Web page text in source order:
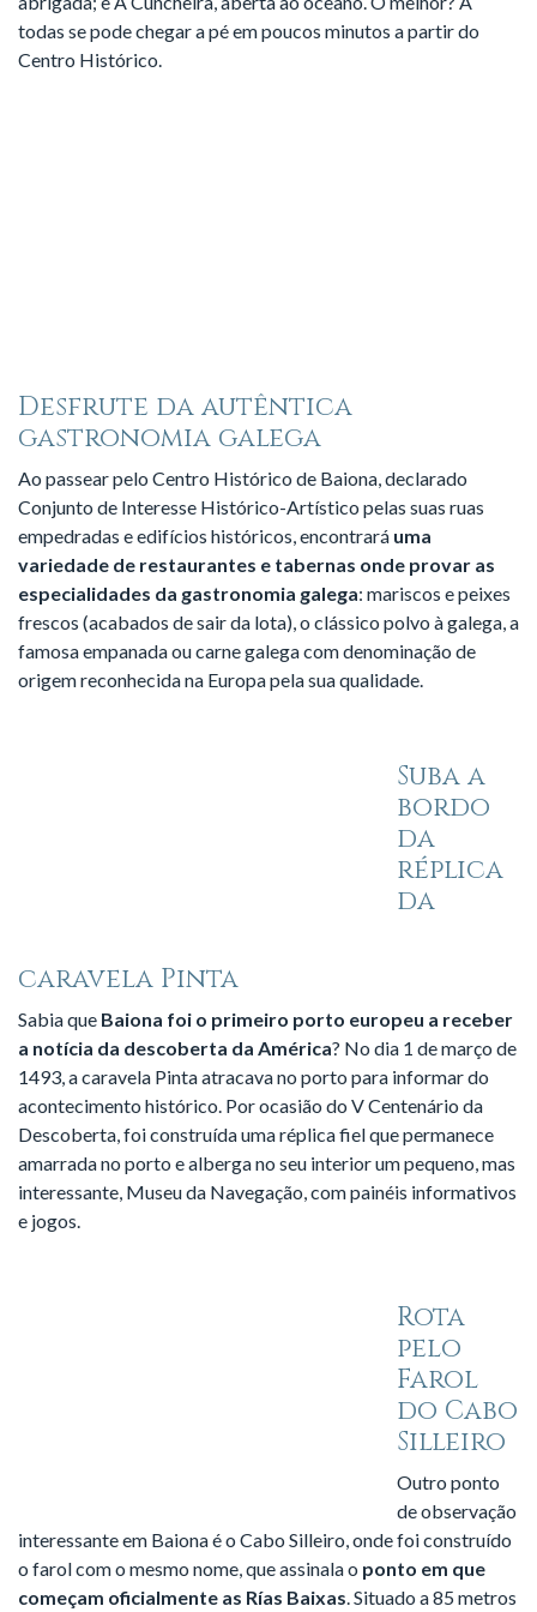
todas se pode chegar a pé em poucos minutos a partir do
Centro Histórico.
Desfrute da autêntica
gastronomia galega
Ao passear pelo Centro Histórico de Baiona, declarado
Conjunto de Interesse Histórico-Artístico pelas suas ruas
empedradas e edifícios históricos, encontrará uma
variedade de restaurantes e tabernas onde provar as
especialidades da gastronomia galega: mariscos e peixes
frescos (acabados de sair da lota), o clássico polvo à galega, a
famosa empanada ou carne galega com denominação de
origem reconhecida na Europa pela sua qualidade.
Suba a
bordo
da
réplica
da
caravela Pinta
Sabia que Baiona foi o primeiro porto europeu a receber
a notícia da descoberta da América? No dia 1 de março de
1493, a caravela Pinta atracava no porto para informar do
acontecimento histórico. Por ocasião do V Centenário da
Descoberta, foi construída uma réplica fiel que permanece
amarrada no porto e alberga no seu interior um pequeno, mas
interessante, Museu da Navegação, com painéis informativos
e jogos.
Rota
pelo
Farol
do Cabo
Silleiro
Outro ponto
de observação
interessante em Baiona é o Cabo Silleiro, onde foi construído
o farol com o mesmo nome, que assinala o ponto em que
começam oficialmente as Rías Baixas. Situado a 85 metros